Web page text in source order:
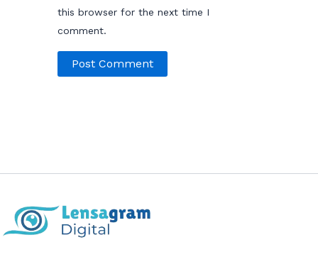
this browser for the next time I
comment.